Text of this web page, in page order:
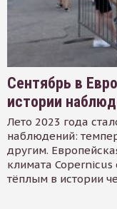
Сентябрь в
истории
Лето 2023 года
наблюдений:
другим.
климата Copernicus
тёплым в истории